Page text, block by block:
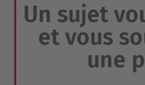
Un sujet
et vous
une